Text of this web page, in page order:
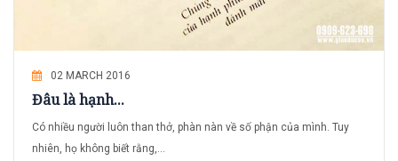
02 MARCH 2016
Đâu là hạnh...
Có nhiều người luôn than thở, phàn nàn về số phận của mình. Tuy
nhiên, họ không biết rằng,...